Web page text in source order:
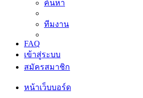
ค้นหา
ทีมงาน
FAQ
เข้าสู่ระบบ
สมัครสมาชิก
หน้าเว็บบอร์ด